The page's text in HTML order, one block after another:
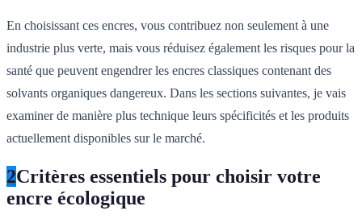
En choisissant ces encres, vous contribuez non seulement à une
industrie plus verte, mais vous réduisez également les risques pour la
santé que peuvent engendrer les encres classiques contenant des
solvants organiques dangereux. Dans les sections suivantes, je vais
examiner de manière plus technique leurs spécificités et les produits
actuellement disponibles sur le marché.
2Critères essentiels pour choisir votre
encre écologique